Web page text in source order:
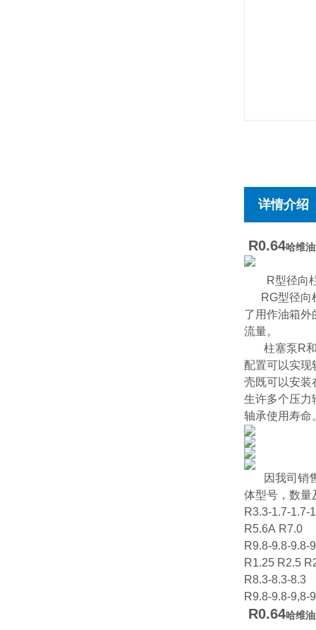
详情介绍
R0.64哈维
R型径向
RG型径向
了用作油箱
流量。
柱塞泵R和
配置可以实现
壳既可以安装
生许多个压力
轴承使用寿命
因我司销
体型号，数量
R3.3-1.7-1.7-
R5.6A R7.0
R9.8-9.8-9.8-
R1.25 R2.5
R8.3-8.3-8.3
R9.8-9.8-9,8-
R0.64哈维